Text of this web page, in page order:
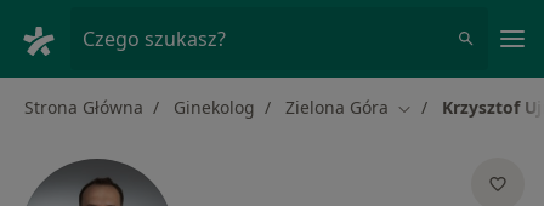
Czego szukasz?
Strona Główna Ginekolog Zielona Góra Zmień miasto
Krzysztof